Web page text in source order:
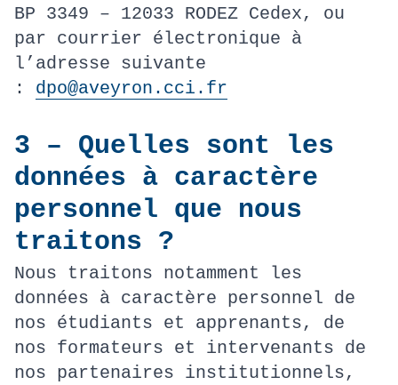
BP 3349 – 12033 RODEZ Cedex, ou
par courrier électronique à
l’adresse suivante
: dpo@aveyron.cci.fr
3 – Quelles sont les
données à caractère
personnel que nous
traitons ?
Nous traitons notamment les
données à caractère personnel de
nos étudiants et apprenants, de
nos formateurs et intervenants de
nos partenaires institutionnels,